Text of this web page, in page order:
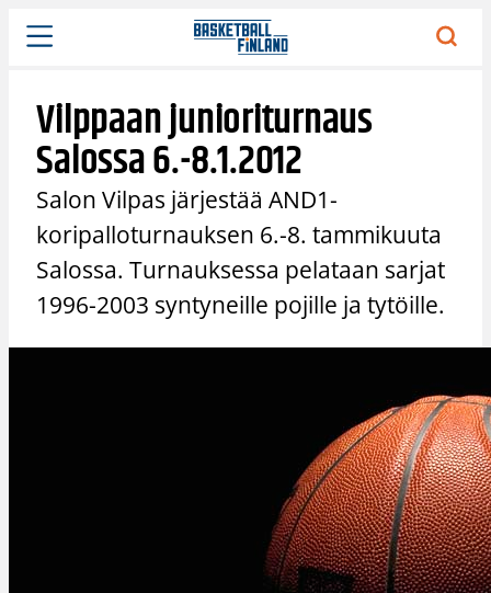
Siirry
sisältöön
Vilppaan junioriturnaus
Salossa 6.-8.1.2012
Salon Vilpas järjestää AND1-
koripalloturnauksen 6.-8. tammikuuta
Salossa. Turnauksessa pelataan sarjat
1996-2003 syntyneille pojille ja tytöille.